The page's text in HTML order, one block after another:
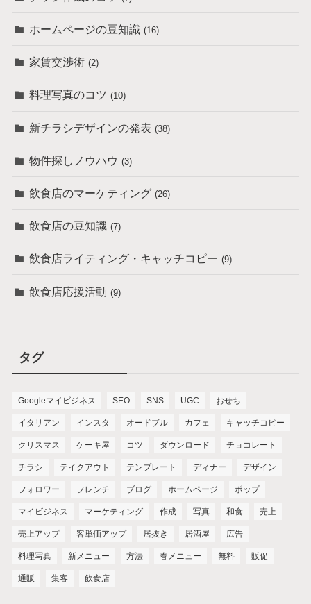
ホームページの豆知識 (16)
家賃交渉術 (2)
料理写真のコツ (10)
新チラシデザインの発表 (38)
物件探しノウハウ (3)
飲食店のマーケティング (26)
飲食店の豆知識 (7)
飲食店ライティング・キャッチコピー (9)
飲食店応援活動 (9)
タグ
Googleマイビジネス SEO SNS UGC おせち
イタリアン インスタ オードブル カフェ キャッチコピー
クリスマス ケーキ屋 コツ ダウンロード チョコレート
チラシ テイクアウト テンプレート ディナー デザイン
フォロワー フレンチ ブログ ホームページ ポップ
マイビジネス マーケティング 作成 写真 和食 売上
売上アップ 客単価アップ 居抜き 居酒屋 広告
料理写真 新メニュー 方法 春メニュー 無料 販促
通販 集客 飲食店